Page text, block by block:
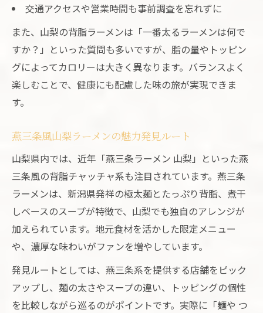
交通アクセスや営業時間も事前調査を忘れずに
また、山梨の背脂ラーメンは「一番太るラーメンは何で
すか？」といった質問も多いですが、脂の量やトッピン
グによってカロリーは大きく異なります。バランスよく
楽しむことで、健康にも配慮した味の旅が実現できま
す。
燕三条風山梨ラーメンの魅力発見ルート
山梨県内では、近年「燕三条ラーメン 山梨」といった燕
三条風の背脂チャッチャ系も注目されています。燕三条
ラーメンは、新潟県発祥の極太麺とたっぷり背脂、煮干
しベースのスープが特徴で、山梨でも独自のアレンジが
加えられています。地元食材を活かした限定メニュー
や、濃厚な味わいがファンを増やしています。
発見ルートとしては、燕三条系を提供する店舗をピック
アップし、麺の太さやスープの違い、トッピングの個性
を比較しながら巡るのがポイントです。実際に「麺や つ